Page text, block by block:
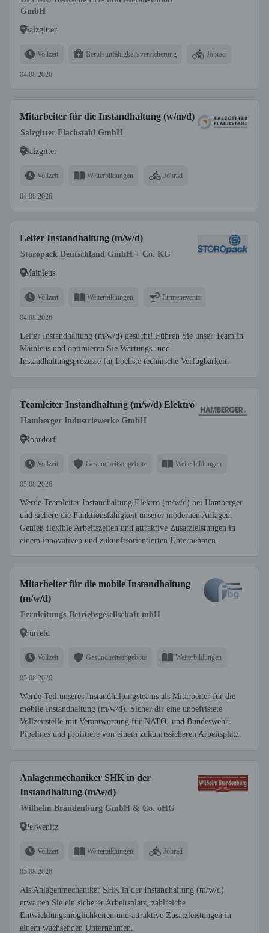
GmbH
Salzgitter
Vollzeit Berufsunfähigkeitsversicherung Jobrad
04.08.2026
Mitarbeiter für die Instandhaltung (w/m/d)
Salzgitter Flachstahl GmbH
Salzgitter
Vollzeit Weiterbildungen Jobrad
04.08.2026
Leiter Instandhaltung (m/w/d)
Storopack Deutschland GmbH + Co. KG
Mainleus
Vollzeit Weiterbildungen Firmenevents
04.08.2026
Leiter Instandhaltung (m/w/d) gesucht! Führen Sie unser Team in
Mainleus und optimieren Sie Wartungs- und
Instandhaltungsprozesse für höchste technische Verfügbarkeit.
Teamleiter Instandhaltung (m/w/d) Elektro
Hamberger Industriewerke GmbH
Rohrdorf
Vollzeit Gesundheitsangebote Weiterbildungen
05.08.2026
Werde Teamleiter Instandhaltung Elektro (m/w/d) bei Hamberger
und sichere die Funktionsfähigkeit unserer modernen Anlagen.
Genieß flexible Arbeitszeiten und attraktive Zusatzleistungen in
einem innovativen und zukunftsorientierten Unternehmen.
Mitarbeiter für die mobile Instandhaltung
(m/w/d)
Fernleitungs-Betriebsgesellschaft mbH
Fürfeld
Vollzeit Gesundheitsangebote Weiterbildungen
05.08.2026
Werde Teil unseres Instandhaltungsteams als Mitarbeiter für die
mobile Instandhaltung (m/w/d). Sicher dir eine unbefristete
Vollzeitstelle mit Verantwortung für NATO- und Bundeswehr-
Pipelines und profitiere von einem zukunftssicheren Arbeitsplatz.
Anlagenmechaniker SHK in der
Instandhaltung (m/w/d)
Wilhelm Brandenburg GmbH & Co. oHG
Perwenitz
Vollzeit Weiterbildungen Jobrad
05.08.2026
Als Anlagenmechaniker SHK in der Instandhaltung (m/w/d)
erwarten Sie ein sicherer Arbeitsplatz, zahlreiche
Entwicklungsmöglichkeiten und attraktive Zusatzleistungen in
einem wachsenden Unternehmen.